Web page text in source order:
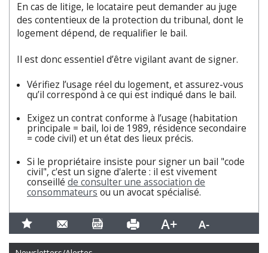
En cas de litige, le locataire peut demander au juge
des contentieux de la protection du tribunal, dont le
logement dépend, de requalifier le bail.
Il est donc essentiel d’être vigilant avant de signer.
Vérifiez l’usage réel du logement, et assurez-vous
qu’il correspond à ce qui est indiqué dans le bail.
Exigez un contrat conforme à l’usage (habitation
principale = bail, loi de 1989, résidence secondaire
= code civil) et un état des lieux précis.
Si le propriétaire insiste pour signer un bail "code
civil", c'est un signe d'alerte : il est vivement
conseillé de consulter une association de
consommateurs ou un avocat spécialisé.